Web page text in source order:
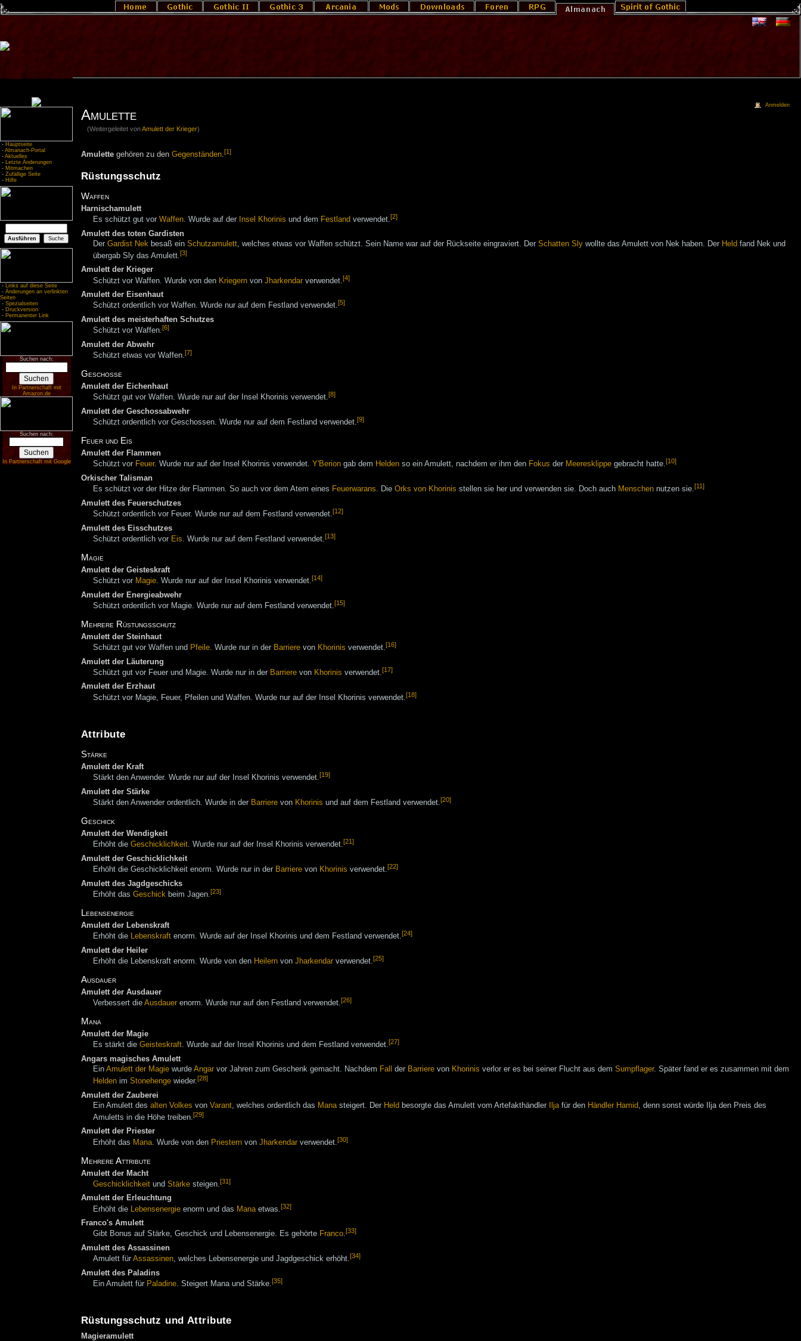
- Hauptseite
- Almanach-Portal
- Aktuelles
- Letzte Änderungen
- Mitmachen
- Zufällige Seite
- Hilfe
- Links auf diese Seite
- Änderungen an verlinkten
Seiten
- Spezialseiten
- Druckversion
- Permanenter Link
Suchen nach:
In Partnerschaft mit
Amazon.de
Suchen nach:
In Partnerschaft mit Google
Amulette
(Weitergeleitet vonAmulett der Krieger)
Amulettegehören zu den Gegenständen.[1]
Rüstungsschutz
Waffen
Harnischamulett
Es schützt gut vor Waffen. Wurde auf der Insel Khorinis und dem Festland verwendet.[2]
Amulett des toten Gardisten
Der Gardist Nek besaß ein Schutzamulett , welches etwas vor Waffen schützt. Sein Name war auf der Rückseite eingraviert. Der Schatten Sly wollte das Amulett von Nek haben. Der Held fand Nek und
übergab Sly das Amulett.[3]
Amulett der Krieger
Schützt vor Waffen. Wurde von den Kriegern von Jharkendar verwendet.[4]
Amulett der Eisenhaut
Schützt ordentlich vor Waffen. Wurde nur auf dem Festland verwendet.[5]
Amulett des meisterhaften Schutzes
Schützt vor Waffen.[6]
Amulett der Abwehr
Schützt etwas vor Waffen.[7]
Geschosse
Amulett der Eichenhaut
Schützt gut vor Waffen. Wurde nur auf der Insel Khorinis verwendet.[8]
Amulett der Geschossabwehr
Schützt ordentlich vor Geschossen. Wurde nur auf dem Festland verwendet.[9]
Feuer und Eis
Amulett der Flammen
Schützt vor Feuer. Wurde nur auf der Insel Khorinis verwendet. Y'Berion gab dem Helden so ein Amulett, nachdem er ihm den Fokus der Meeresklippe gebracht hatte.[10]
Orkischer Talisman
Es schützt vor der Hitze der Flammen. So auch vor dem Atem eines Feuerwarans. Die Orks von Khorinis stellen sie her und verwenden sie. Doch auch Menschen nutzen sie.[11]
Amulett des Feuerschutzes
Schützt ordentlich vor Feuer. Wurde nur auf dem Festland verwendet.[12]
Amulett des Eisschutzes
Schützt ordentlich vor Eis. Wurde nur auf dem Festland verwendet.[13]
Magie
Amulett der Geisteskraft
Schützt vor Magie. Wurde nur auf der Insel Khorinis verwendet.[14]
Amulett der Energieabwehr
Schützt ordentlich vor Magie. Wurde nur auf dem Festland verwendet.[15]
Mehrere Rüstungsschutz
Amulett der Steinhaut
Schützt gut vor Waffen und Pfeile. Wurde nur in der Barriere von Khorinis verwendet.[16]
Amulett der Läuterung
Schützt gut vor Feuer und Magie. Wurde nur in der Barriere von Khorinis verwendet.[17]
Amulett der Erzhaut
Schützt vor Magie, Feuer, Pfeilen und Waffen. Wurde nur auf der Insel Khorinis verwendet.[18]
Attribute
Stärke
Amulett der Kraft
Stärkt den Anwender. Wurde nur auf der Insel Khorinis verwendet.[19]
Amulett der Stärke
Stärkt den Anwender ordentlich. Wurde in der Barriere von Khorinis und auf dem Festland verwendet.[20]
Geschick
Amulett der Wendigkeit
Erhöht die Geschicklichkeit. Wurde nur auf der Insel Khorinis verwendet.[21]
Amulett der Geschicklichkeit
Erhöht die Geschicklichkeit enorm. Wurde nur in der Barriere von Khorinis verwendet.[22]
Amulett des Jagdgeschicks
Erhöht das Geschick beim Jagen.[23]
Lebensenergie
Amulett der Lebenskraft
Erhöht die Lebenskraft enorm. Wurde auf der Insel Khorinis und dem Festland verwendet.[24]
Amulett der Heiler
Erhöht die Lebenskraft enorm. Wurde von den Heilern von Jharkendar verwendet.[25]
Ausdauer
Amulett der Ausdauer
Verbessert die Ausdauer enorm. Wurde nur auf den Festland verwendet.[26]
Mana
Amulett der Magie
Es stärkt die Geisteskraft. Wurde auf der Insel Khorinis und dem Festland verwendet.[27]
Angars magisches Amulett
Ein Amulett der Magie wurde Angar vor Jahren zum Geschenk gemacht. Nachdem Fall der Barriere von Khorinis verlor er es bei seiner Flucht aus dem Sumpflager. Später fand er es zusammen mit dem
Helden im Stonehenge wieder.[28]
Amulett der Zauberei
Ein Amulett des alten Volkes von Varant , welches ordentlich das Mana steigert. Der Held besorgte das Amulett vom Artefakthändler Ilja für den Händler Hamid , denn sonst würde Ilja den Preis des
Amuletts in die Höhe treiben.[29]
Amulett der Priester
Erhöht das Mana. Wurde von den Priestern von Jharkendar verwendet.[30]
Mehrere Attribute
Amulett der Macht
Geschicklichkeit und Stärke steigen.[31]
Amulett der Erleuchtung
Erhöht die Lebensenergie enorm und das Manaetwas.[32]
Franco's Amulett
Gibt Bonus auf Stärke, Geschick und Lebensenergie. Es gehörte Franco.[33]
Amulett des Assassinen
Amulett für Assassinen, welches Lebensenergie und Jagdgeschick erhöht.[34]
Amulett des Paladins
Ein Amulett für Paladine. Steigert Mana und Stärke.[35]
Rüstungsschutz und Attribute
Magieramulett
Anmelden